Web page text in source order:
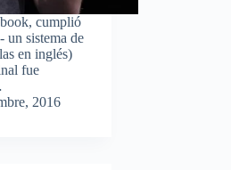
cumplió
un sistema de
en inglés)
fue
2016